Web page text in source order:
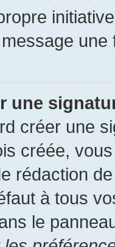
une
une
créer une
créée,
rédaction
à tous
le